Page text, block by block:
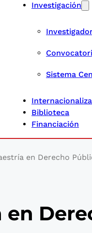
Investigación
Sistema
Biblioteca
Financiación
en Derecho
en